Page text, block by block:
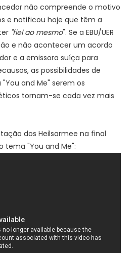
não compreende o motivo
e notificou hoje que têm a
"fiel ao mesmo". Se a EBU/UER
e não acontecer um acordo
e a emissora suíça para
as possibilidades de
and Me" serem os
tornam-se cada vez mais
dos Heilsarmee na final
tema "You and Me":